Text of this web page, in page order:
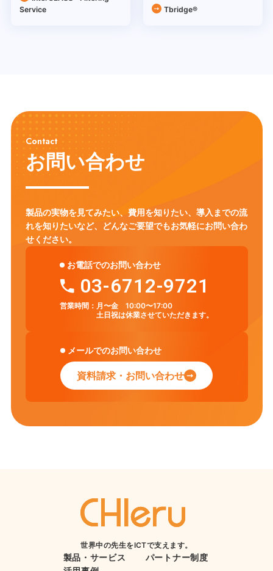
Service
Tbridge®
Contact
お問い合わせ
製品の実物を見てみたい、費用を知りたい、導入までの流
れを知りたいなど、
どんなご要望でもお気軽にお問い合わ
せください。
お電話でのお問い合わせ
03-6712-9721
営業時間： 月〜金 10:00〜17:00
土日祝は休業させていただきます。
メールでのお問い合わせ
資料請求・お問い合わせ
世界中の先生をICTで支えます。
製品・サービス
パートナー制度